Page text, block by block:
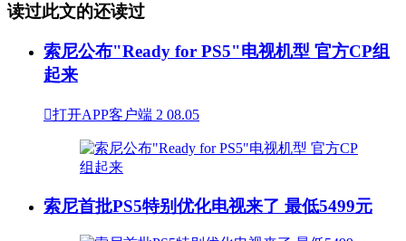
读过此文的还读过
索尼公布"Ready for PS5"电视机型 官方CP组
起来
打开APP客户端 2 08.05
索尼首批PS5特别优化电视来了 最低5499元